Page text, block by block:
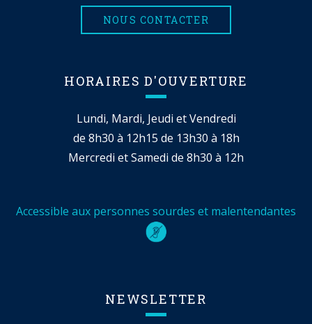
NOUS CONTACTER
HORAIRES D'OUVERTURE
Lundi, Mardi, Jeudi et Vendredi
de 8h30 à 12h15 de 13h30 à 18h
Mercredi et Samedi de 8h30 à 12h
Accessible aux personnes sourdes et malentendantes
NEWSLETTER